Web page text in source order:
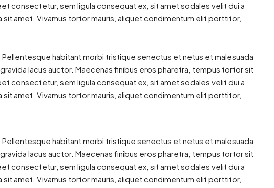
consectetur, sem ligula consequat ex, sit amet sodales velit dui a
amet. Vivamus tortor mauris, aliquet condimentum elit porttitor,
habitant morbi tristique senectus et netus et malesuada
lacus auctor. Maecenas finibus eros pharetra, tempus tortor sit
consectetur, sem ligula consequat ex, sit amet sodales velit dui a
amet. Vivamus tortor mauris, aliquet condimentum elit porttitor,
habitant morbi tristique senectus et netus et malesuada
lacus auctor. Maecenas finibus eros pharetra, tempus tortor sit
consectetur, sem ligula consequat ex, sit amet sodales velit dui a
amet. Vivamus tortor mauris, aliquet condimentum elit porttitor,